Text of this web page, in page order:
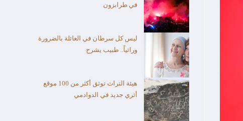
في طرابزون
ليس كل سرطان في العائلة بالضرورة
وراثياً.. طبيب يشرح
هيئة التراث توثق أكثر من 100 موقع
أثري جديد في الدوادمي